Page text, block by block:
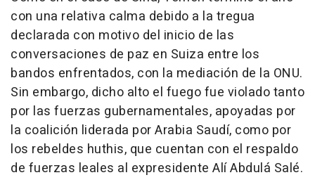
con una relativa calma debido a la tregua
declarada con motivo del inicio de las
conversaciones de paz en Suiza entre los
bandos enfrentados, con la mediación de la ONU.
Sin embargo, dicho alto el fuego fue violado tanto
por las fuerzas gubernamentales, apoyadas por
la coalición liderada por Arabia Saudí, como por
los rebeldes huthis, que cuentan con el respaldo
de fuerzas leales al expresidente Alí Abdulá Salé.